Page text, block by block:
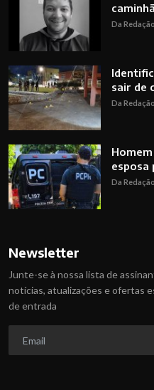
Da Redação
sair de
Da Redação
esposa
Da Redação
Newsletter
Junte-se à nossa lista de
notícias, atualizações e ofertas
de entrada